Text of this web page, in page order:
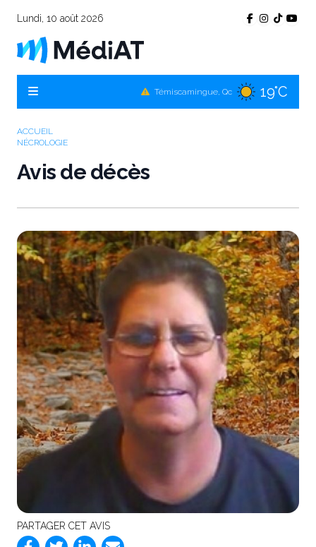
Lundi, 10 août 2026
Témiscamingue, Qc 19°C
17°C
ACCUEIL
NÉCROLOGIE
Avis de décès
PARTAGER CET AVIS